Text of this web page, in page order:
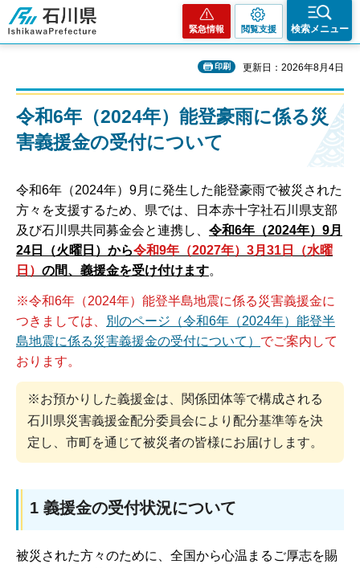
石川県
緊急情報 閲覧支援 検索メニュー
印刷 更新日：2026年8月4日
令和6年（2024年）能登豪雨に係る災
害義援金の受付について
令和6年（2024年）9月に発生した能登豪雨で被災された
方々を支援するため、県では、日本赤十字社石川県支部
及び石川県共同募金会と連携し、 令和6年（2024年）9月
24日（火曜日）から令和9年（2027年）3月31日（水曜
日） の間、義援金を受け付けます。
※令和6年（2024年）能登半島地震に係る災害義援金に
つきましては、
別のページ（令和6年（2024年）能登半
島地震に係る災害義援金の受付について） でご案内して
おります。
※お預かりした義援金は、関係団体等で構成される
石川県災害義援金配分委員会により配分基準等を決
定し、市町を通じて被災者の皆様にお届けします。
1 義援金の受付状況について
被災された方々のために、全国から心温まるご厚志を賜